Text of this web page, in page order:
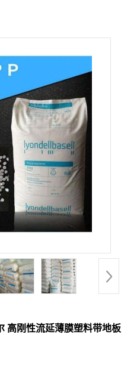
高刚性流延薄膜塑料带地板